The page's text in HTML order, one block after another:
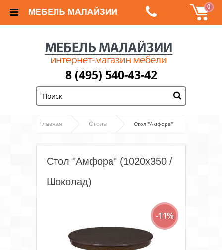
0
8 (495) 540-43-42
Главная Столы Стол "Амфора"
Стол "Амфора" (1020х350 /
Шоколад)
-11%